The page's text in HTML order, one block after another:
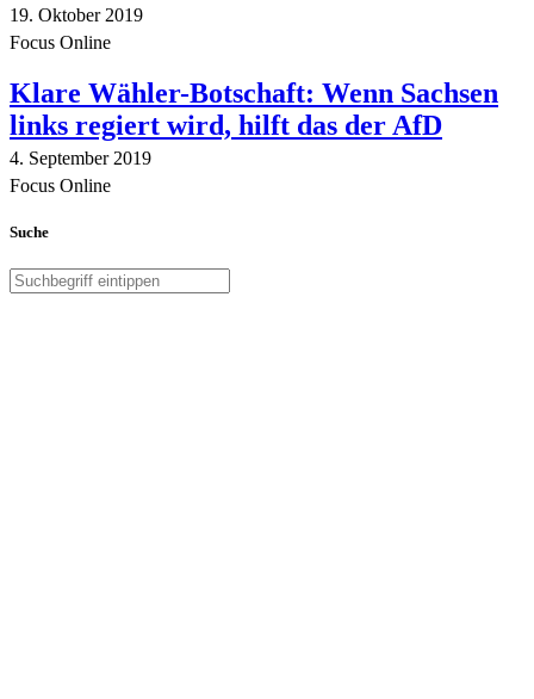
19. Oktober 2019
Focus Online
Klare Wähler-Botschaft: Wenn Sachsen
links regiert wird, hilft das der AfD
4. September 2019
Focus Online
Suche